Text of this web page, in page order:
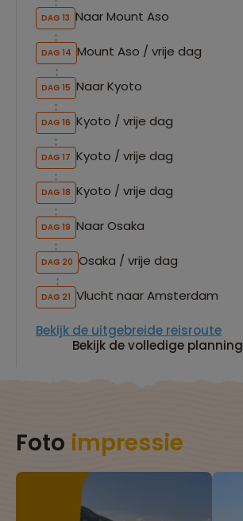
DAG 13 Naar Mount Aso
DAG 14 Mount Aso / vrije dag
DAG 15 Naar Kyoto
DAG 16 Kyoto / vrije dag
DAG 17 Kyoto / vrije dag
DAG 18 Kyoto / vrije dag
DAG 19 Naar Osaka
DAG 20 Osaka / vrije dag
DAG 21 Vlucht naar Amsterdam
Bekijk de uitgebreide reisroute
Bekijk de volledige planning
Foto impressie